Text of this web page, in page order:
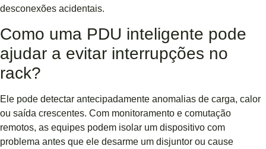
desconexões acidentais.
Como uma PDU inteligente pode
ajudar a evitar interrupções no
rack?
Ele pode detectar antecipadamente anomalias de carga, calor
ou saída crescentes. Com monitoramento e comutação
remotos, as equipes podem isolar um dispositivo com
problema antes que ele desarme um disjuntor ou cause